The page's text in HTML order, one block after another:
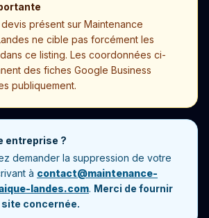
présent sur Maintenance
ne cible pas forcément les
ce listing. Les coordonnées ci-
des fiches Google Business
publiquement.
entreprise ?
demander la suppression de votre
à contact@maintenance-
landes.com. Merci de fournir
site concernée.